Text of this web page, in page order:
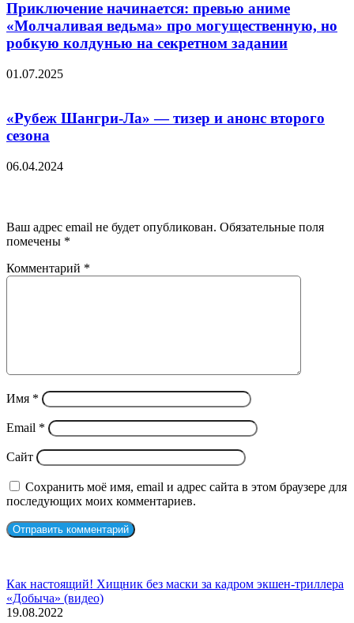
Приключение начинается: превью аниме
«Молчаливая ведьма» про могущественную, но
робкую колдунью на секретном задании
01.07.2025
«Рубеж Шангри-Ла» — тизер и анонс второго
сезона
06.04.2024
Ваш адрес email не будет опубликован. Обязательные поля
помечены *
Комментарий *
Имя *
Email *
Сайт
Сохранить моё имя, email и адрес сайта в этом браузере для
последующих моих комментариев.
Как настоящий! Хищник без маски за кадром экшен-триллера
«Добыча» (видео)
19.08.2022